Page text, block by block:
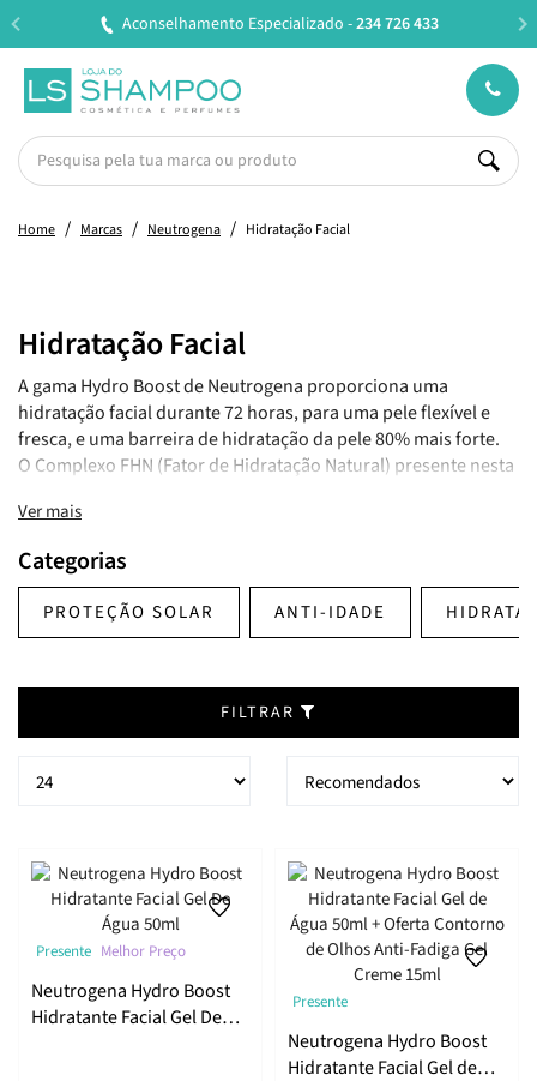
Aconselhamento Especializado -234 726 433
Home Marcas Neutrogena Hidratação Facial
Hidratação Facial
A gama Hydro Boost de Neutrogena proporciona uma
hidratação facial durante 72 horas, para uma pele flexível e
fresca, e uma barreira de hidratação da pele 80% mais forte.
O Complexo FHN (Fator de Hidratação Natural) presente nesta
hialurónico, aminoácidos e eletrólitos) que ajudam a manter a
hidratação da pele ao longo do dia.
Inclui um creme de rosto para pele normal a mista, um creme
de rosto para pele seca, um gel de limpeza facial, uma água
micelar, um creme de rosto para a noite, um creme contorno
Ver mais
Categorias
PROTEÇÃO SOLAR ANTI-IDADE
FILTRAR
Presente Melhor Preço
Neutrogena Hydro Boost
Hidratante Facial Gel De
Presente
Neutrogena Hydro Boost
Hidratante Facial Gel de